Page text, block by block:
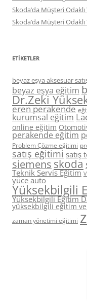
Skoda’da Müşteri
Skoda’da Müşteri
ETIKETLER
beyaz eşya aksesuar
beyaz eşya eğitim
Dr.Zeki
eren perakende
kurumsal eğitim
online eğitim
perakende eğitim
Problem Çözme eğitimi
satış eğitimi satış
siemens skoda
Teknik Servis Eğitim
yüce auto
Yüksekbilgili
Yüksekbilgili Eğitim
yüksekbilgili eğitim ve
zaman yönetimi eğitimi